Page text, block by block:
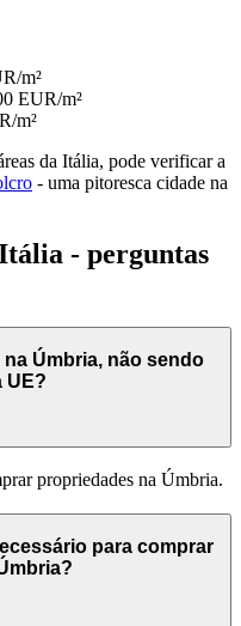
m²
EUR/m²
m²
da Itália, pode verificar a
- uma pitoresca cidade na
- perguntas
Úmbria, não sendo
UE?
propriedades na Úmbria.
para comprar